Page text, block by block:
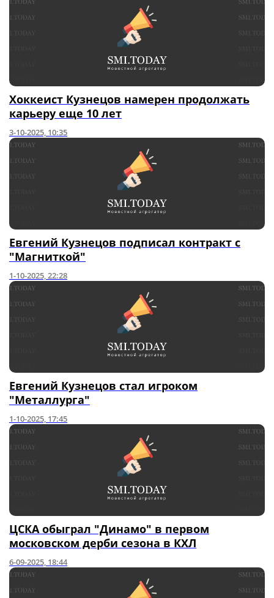
Хоккеист Кузнецов намерен продолжать
карьеру еще 10 лет
3-10-2025, 10:35
Евгений Кузнецов подписал контракт с
"Магниткой"
1-10-2025, 22:28
Евгений Кузнецов стал игроком
"Металлурга"
1-10-2025, 17:45
ЦСКА обыграл "Динамо" в первом
московском дерби сезона в КХЛ
6-09-2025, 18:44